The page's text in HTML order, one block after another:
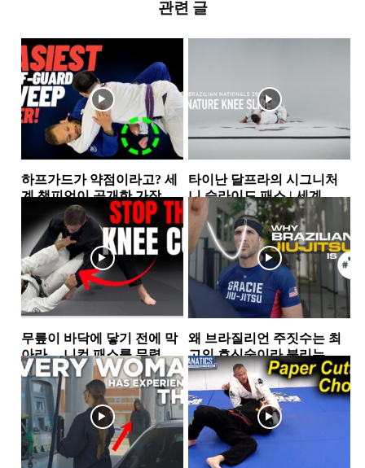
관련 글
하프가드가 약점이라고? 세
계 챔피언이 공개한 가장 실
전적인 하프가드 스윕 2가지
하프가드
타이난 달프라의 시그니처
니 슬라이드 패스 | 세계 챔
피언이 반복해서 사용하는...
하프가드
무릎이 바닥에 닿기 전에 막
아라… 니컷 패스를 무력화
하는 핵심 원리
가드
왜 브라질리언 주짓수는 최
고의 호신술이라 불리는
가… 그레이시 형제가 말하
는 ‘거리의 과학’
그레이시주짓수